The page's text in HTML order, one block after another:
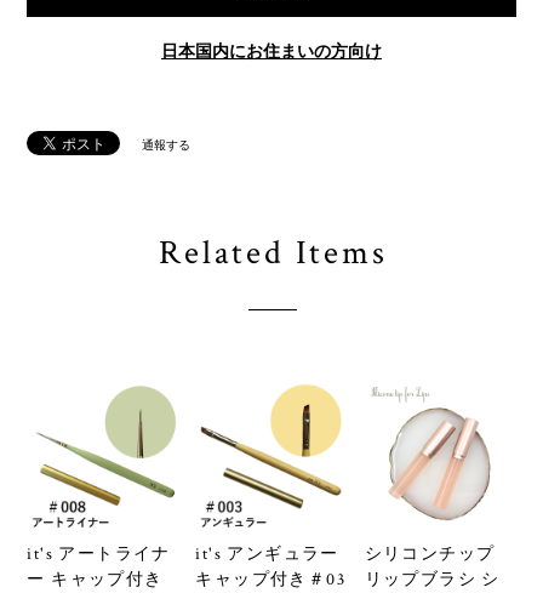
日本国内にお住まいの方向け
通報する
Related Items
it's アートライナ
ー キャップ付き
it's アンギュラー
キャップ付き＃03
シリコンチップ
リップブラシ シ